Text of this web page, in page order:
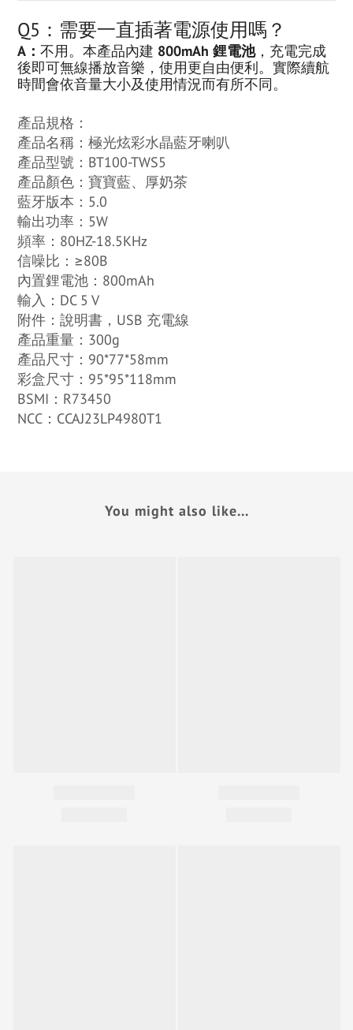
Q5：需要一直插著電源使用嗎？
A： 不用。本產品內建 800mAh 鋰電池，充電完成
後即可無線播放音樂，使用更自由便利。實際續航
時間會依音量大小及使用情況而有所不同。
產品規格：
產品名稱：極光炫彩水晶藍牙喇叭
產品型號：BT100-TWS5
產品顏色：寶寶藍、厚奶茶
藍牙版本：5.0
輸出功率：5W
頻率：80HZ-18.5KHz
信噪比：≥80B
內置鋰電池：800mAh
輸入：DC 5 V
附件：說明書，USB 充電線
產品重量：300g
產品尺寸：90*77*58mm
彩盒尺寸：95*95*118mm
BSMI：R73450
NCC：CCAJ23LP4980T1
You might also like...